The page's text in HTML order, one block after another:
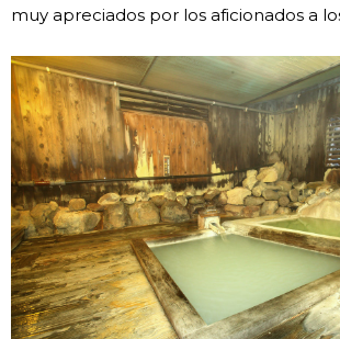
muy apreciados por los aficionados a